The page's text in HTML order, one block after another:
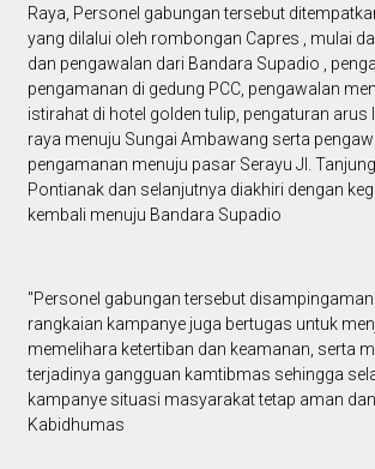
Raya, Personel gabungan tersebut
yang dilalui oleh rombongan Capres , mulai
dan pengawalan dari Bandara Supadio ,
pengamanan di gedung PCC, pengawalan
istirahat di hotel golden tulip, pengaturan arus
raya menuju Sungai Ambawang serta
pengamanan menuju pasar Serayu Jl.
Pontianak dan selanjutnya diakhiri dengan
kembali menuju Bandara Supadio
"Personel gabungan tersebut
rangkaian kampanye juga bertugas untuk
memelihara ketertiban dan keamanan, serta
terjadinya gangguan kamtibmas sehingga
kampanye situasi masyarakat tetap aman
Kabidhumas